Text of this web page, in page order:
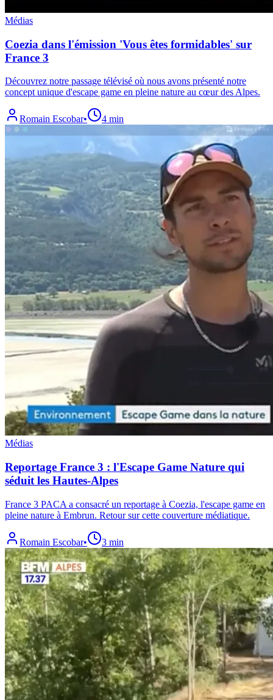
Médias
Coezia dans l'émission 'Vous êtes formidables' sur
France 3
Découvrez notre passage télévisé où nous avons présenté notre
concept unique d'escape game en pleine nature au cœur des Alpes.
Romain Escobar• 4 min
Médias
Reportage France 3 : l'Escape Game Nature qui
séduit les Hautes-Alpes
France 3 PACA a consacré un reportage à Coezia, l'escape game en
pleine nature à Embrun. Retour sur cette couverture médiatique.
Romain Escobar• 3 min